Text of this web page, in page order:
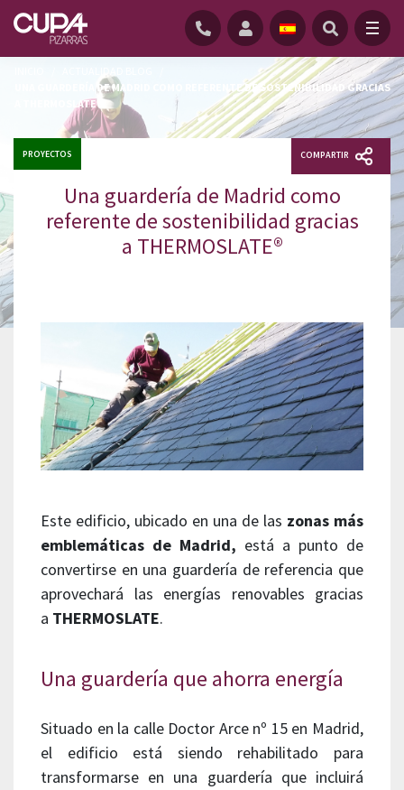
UNA GUARDERÍA DE MADRID COMO REFERENTE DE SOSTENIBILIDAD GRACIAS
A THERMOSLATE®
PROYECTOS COMPARTIR
Una guardería de Madrid como
referente de sostenibilidad gracias
a THERMOSLATE®
Este edificio, ubicado en una de las zonas más
emblemáticas de Madrid, está a punto de
convertirse en una guardería de referencia que
aprovechará las energías renovables gracias
a THERMOSLATE.
Una guardería que ahorra energía
Situado en la calle Doctor Arce nº 15 en Madrid,
el edificio está siendo rehabilitado para
transformarse en una guardería que incluirá